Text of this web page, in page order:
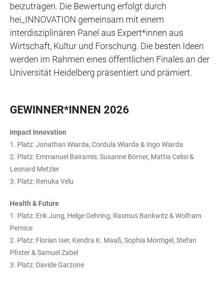
beizutragen. Die Bewertung erfolgt durch
hei_INNOVATION gemeinsam mit einem
interdisziplinären Panel aus Expert*innen aus
Wirtschaft, Kultur und Forschung. Die besten Ideen
werden im Rahmen eines öffentlichen Finales an der
Universität Heidelberg präsentiert und prämiert.
GEWINNER*INNEN 2026
Impact Innovation
1. Platz: Jonathan Wiarda, Cordula Wiarda & Ingo Wiarda
2. Platz: Emmanuel Bairamis, Susanne Börner, Mattia Celisi &
Leonard Metzler
3. Platz: Renuka Velu
Health & Future
1. Platz: Erik Jung, Helge Gehring, Rasmus Bankwitz & Wolfram
Pernice
2. Platz: Florian Iser, Kendra K. Maaß, Sophia Montigel, Stefan
Pfister & Samuel Zabel
3. Platz: Davide Garzone